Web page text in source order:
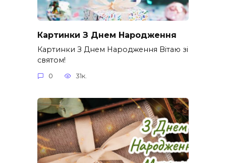
Картинки З Днем Народження
Картинки З Днем Народження Вітаю зі
святом!
0 31к.